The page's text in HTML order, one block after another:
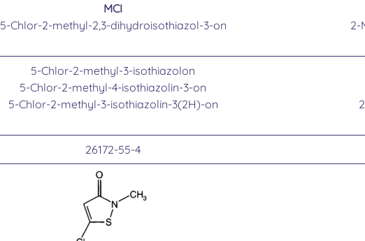
MCI
5-Chlor-2-methyl-2,3-dihydroisothiazol-3-on
2-
5-Chlor-2-methyl-3-isothiazolon
5-Chlor-2-methyl-4-isothiazolin-3-on
5-Chlor-2-methyl-3-isothiazolin-3(2H)-on
26172-55-4